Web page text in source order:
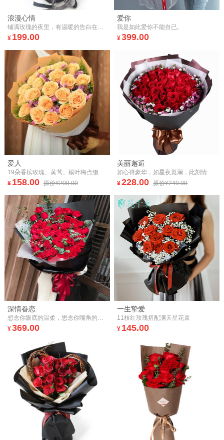
浪漫心情
铺满玫瑰的夜里，有温暖的告白在等待，来我的怀里，拥抱我的爱，把你的热情摊开，我会一直都在！
¥ 199.00
爱你
我是如此爱你不能自已。
¥399.00
爱人
19朵香槟玫瑰、黄莺、榆叶梅点缀
¥ 158.00 原价¥208.00
美丽邂逅
如心得豪华，如星夜斑斓，此刻情动，相见恨晚的美丽邂逅！
¥228.00 原价¥249.00
深情眷恋
想念你眼底的温柔，思念你嘴角的笑容，眷恋你深情的相拥，愿我们的爱到永久。
¥369.00
一生挚爱
11枝红玫瑰搭配满天星花束
¥ 145.00